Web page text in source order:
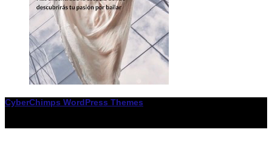
CyberChimps WordPress Themes